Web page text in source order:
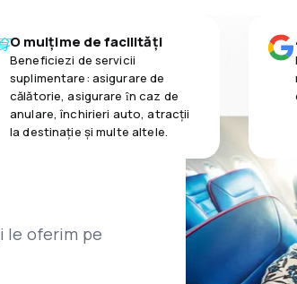
O mulțime de facilități
Beneficiezi de servicii
suplimentare: asigurare de
călătorie, asigurare ȋn caz de
anulare, închirieri auto, atracții
la destinaţie și multe altele.
le oferim pe